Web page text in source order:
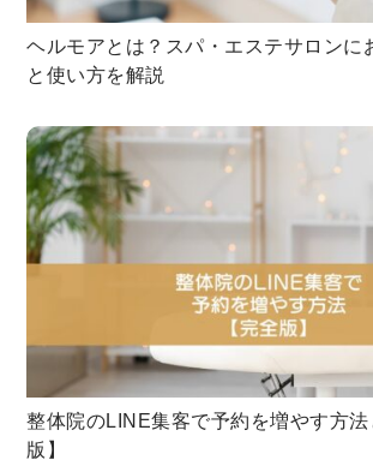
ヘルモアとは？スパ・エステサロンに
と使い方を解説
整体院のLINE集客で予約を増やす方
版】